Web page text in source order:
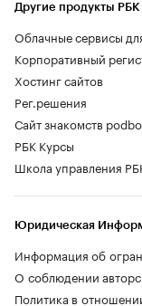
Другие продукты РБК
Облачные сервисы
Корпоративный
Хостинг сайтов
Рег.решения
Сайт знакомств
РБК Курсы
Школа управления
Юридическая
Информация об
О соблюдении
Политика в